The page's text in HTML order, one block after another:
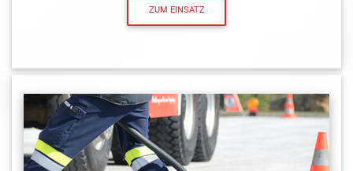
ZUM EINSATZ